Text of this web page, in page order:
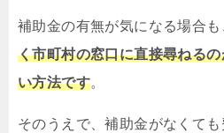
補助金の有無が気になる場合も
く市町村の窓口に直接尋ねる
い方法です。
そのうえで、補助金がなくても